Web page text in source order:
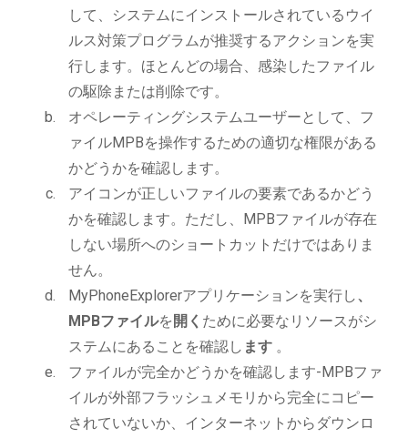
して、システムにインストールされているウイ
ルス対策プログラムが推奨するアクションを実
行します。ほとんどの場合、感染したファイル
の駆除または削除です。
オペレーティングシステムユーザーとして、フ
ァイルMPBを操作するための適切な権限がある
かどうかを確認します。
アイコンが正しいファイルの要素であるかどう
かを確認します。ただし、MPBファイルが存在
しない場所へのショートカットだけではありま
せん。
MyPhoneExplorerアプリケーションを実行し、
MPBファイルを 開く ために必要なリソースがシ
ステムにあることを確認し ます 。
ファイルが完全かどうかを確認します-MPBファ
イルが外部フラッシュメモリから完全にコピー
されていないか、インターネットからダウンロ